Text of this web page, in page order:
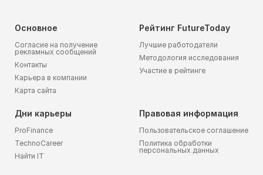
Основное
Согласие на получение
рекламных сообщений
Контакты
Карьера в компании
Карта сайта
Рейтинг FutureToday
Лучшие работодатели
Методология исследования
Участие в рейтинге
Дни карьеры
ProFinance
TechnoCareer
Найти IT
Правовая информация
Пользовательское соглашение
Политика обработки
персональных данных